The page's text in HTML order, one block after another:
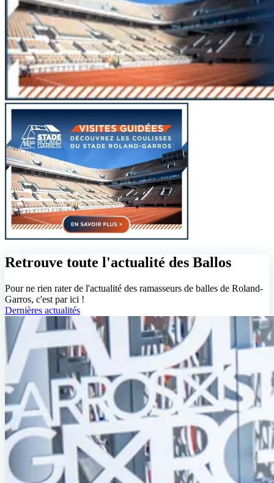
Retrouve toute l'actualité des Ballos
Pour ne rien rater de l'actualité des ramasseurs de balles de Roland-
Garros, c'est par ici !
Dernières actualités